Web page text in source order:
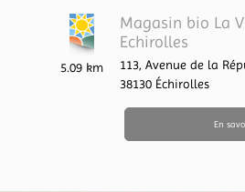
5.09 km
Magasin bio La
Echirolles
113, Avenue de la
38130 Échirolles
En